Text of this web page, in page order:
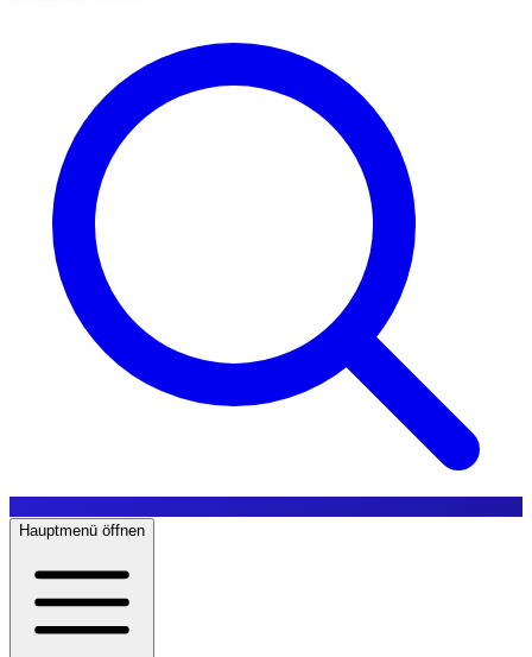
Hauptmenü öffnen